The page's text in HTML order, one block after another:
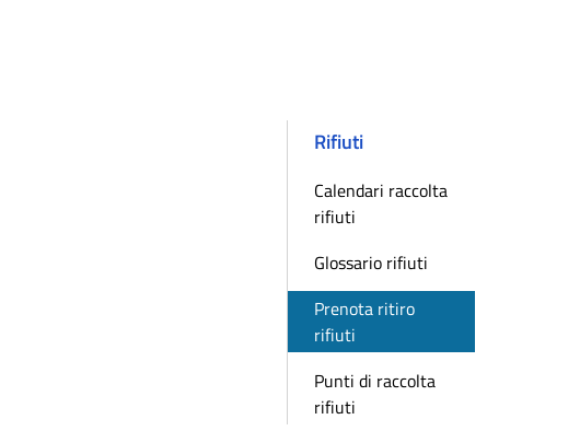
Rifiuti
Calendari raccolta
rifiuti
Glossario rifiuti
Prenota ritiro
rifiuti
Punti di raccolta
rifiuti